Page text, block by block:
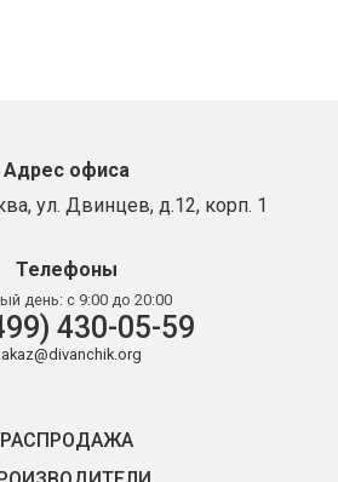
Адрес офиса
ул. Двинцев, д.12, корп. 1
Телефоны
день: с 9:00 до 20:00
430-05-59
РАСПРОДАЖА